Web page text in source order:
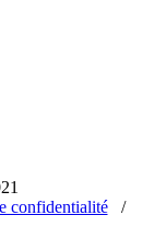
confidentialité/